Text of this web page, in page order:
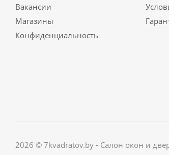
Вакансии
Магазины
Конфиденциальность
2026 © 7kvadratov.by - Салон окон и